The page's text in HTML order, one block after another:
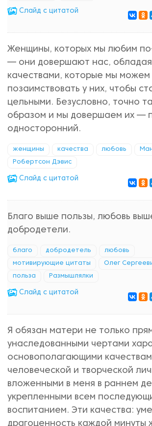
Cлайд с цитатой
Женщины, которых мы любим
— они довершают нас,
качествами, которые мы можем
позаимствовать у них, чтобы
цельными. Безусловно, точно
образом и мы довершаем их —
односторонний.
женщины качества любовь
Робертсон Дэвис
Cлайд с цитатой
Благо выше пользы, любовь
добродетели.
благо добродетель любовь
мотивирующие цитаты Олег
польза Размышлялки
Cлайд с цитатой
Я обязан матери не только
унаследованными чертами
основополагающими
человеческой и творческой
вложенными в меня в раннем
укрепленными всем
воспитанием. Эти качества:
драгоценность каждой минуты